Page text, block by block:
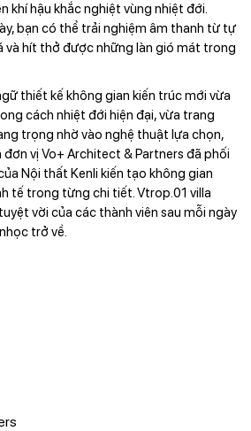
khí hậu khắc nghiệt vùng nhiệt đới.
bạn có thể trải nghiệm âm thanh từ tự
và hít thở được những làn gió mát trong
thiết kế không gian kiến trúc mới vừa
cách nhiệt đới hiện đại, vừa trang
trọng nhờ vào nghệ thuật lựa chọn,
vị Vo+ Architect & Partners đã phối
Nội thất Kenli kiến tạo không gian
tế trong từng chi tiết. Vtrop.01 villa
vời của các thành viên sau mỗi ngày
trở về.